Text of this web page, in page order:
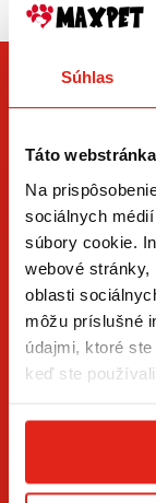
Súhlas
Táto
Na
sociálnych
súbory cookie.
webové
oblasti
môžu príslušné
údajmi, ktoré
keď ste
ZÍSKAJTE
Prihláste sa na
novinky.